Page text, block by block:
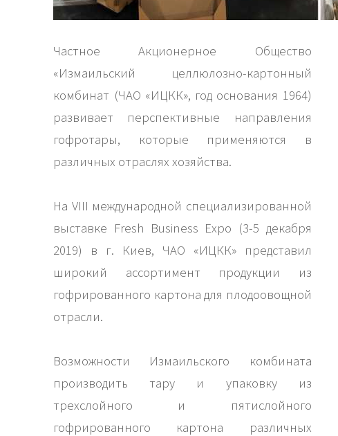
Частное Акционерное Общество
«Измаильский целлюлозно-картонный
комбинат (ЧАО «ИЦКК», год основания 1964)
развивает перспективные направления
гофротары, которые применяются в
различных отраслях хозяйства.
На VIII международной специализированной
выставке Fresh Business Expo (3-5 декабря
2019) в г. Киев, ЧАО «ИЦКК» представил
широкий ассортимент продукции из
гофрированного картона для плодоовощной
отрасли.
Возможности Измаильского комбината
производить тару и упаковку из
трехслойного и пятислойного
гофрированного картона различных